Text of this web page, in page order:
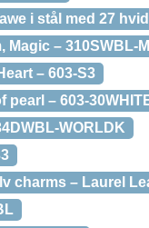
i stål med 27
– 310SWBL-
– 603-S3
pearl – 603-
WORLDK
charms – Laurel